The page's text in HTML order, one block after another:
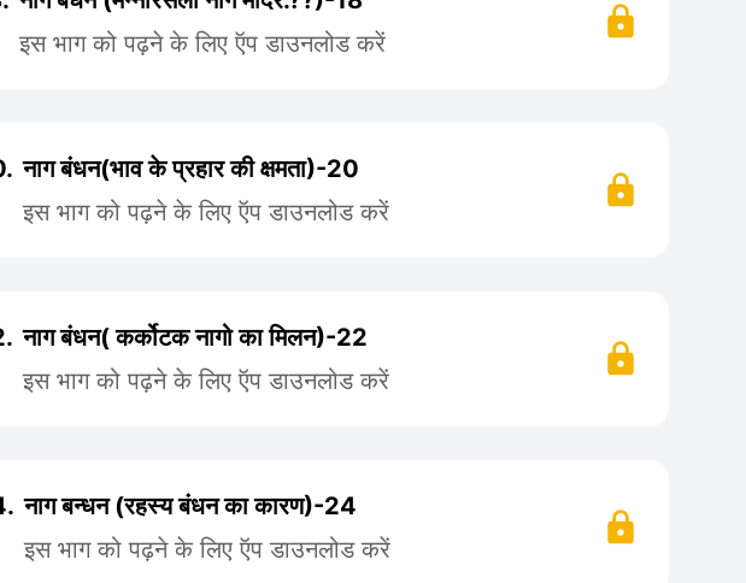
इस भाग को पढ़ने के लिए ऍप डाउनलोड करें
नाग बंधन(भाव के प्रहार की क्षमता)-20
इस भाग को पढ़ने के लिए ऍप डाउनलोड करें
नाग बंधन( कर्कोटक नागो का मिलन)-22
इस भाग को पढ़ने के लिए ऍप डाउनलोड करें
नाग बन्धन (रहस्य बंधन का कारण)-24
इस भाग को पढ़ने के लिए ऍप डाउनलोड करें